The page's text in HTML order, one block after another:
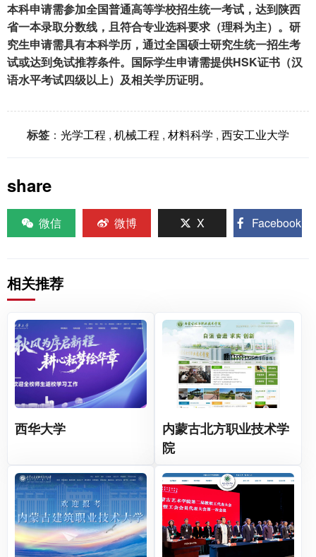
本科申请需参加全国普通高等学校招生统一考试，达到陕西
省一本录取分数线，且符合专业选科要求（理科为主）。研
究生申请需具有本科学历，通过全国硕士研究生统一招生考
试或达到免试推荐条件。国际学生申请需提供HSK证书（汉
语水平考试四级以上）及相关学历证明。
标签 ： 光学工程 , 机械工程 , 材料科学 , 西安工业大学
share
微信 微博 X Facebook
相关推荐
西华大学
内蒙古北方职业技术学
院